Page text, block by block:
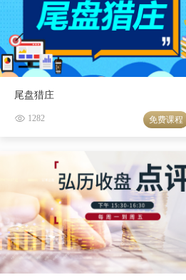
尾盘猎庄
1282 免费课程